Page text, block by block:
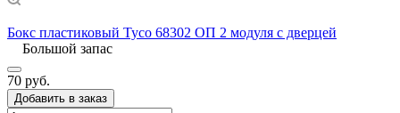
Бокс пластиковый Тусо 68302 ОП 2 модуля с дверцей
Большой запас
70 руб.
Добавить в заказ